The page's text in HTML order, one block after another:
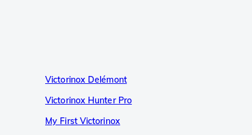
Victorinox Delémont
Victorinox Hunter Pro
My First Victorinox